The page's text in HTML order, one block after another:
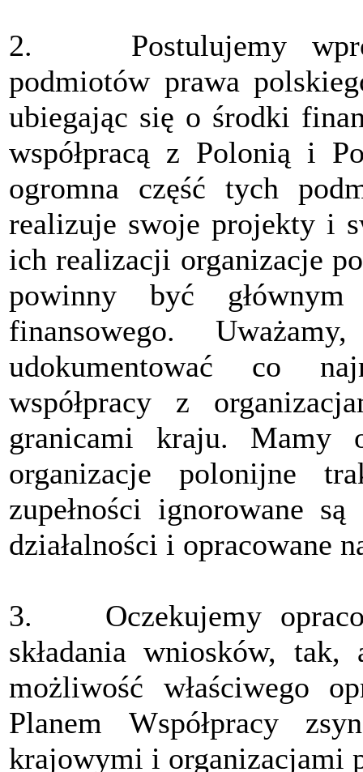
2. Postulujemy
podmiotów prawa
ubiegając się o środki
współpracą z Polonią i
ogromna część tych
realizuje swoje projekty i
ich realizacji organizacje
powinny być głównym
finansowego.
udokumentować co
współpracy z
granicami kraju. Mamy
organizacje polonijne
zupełności ignorowane
działalności i opracowane
3. Oczekujemy
składania wniosków,
możliwość właściwego
Planem Współpracy
krajowymi i organizacjami